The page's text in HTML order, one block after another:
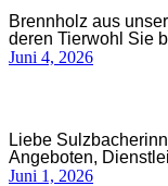
Brennholz aus
deren Tierwohl Sie
Juni 4, 2026
Liebe
Angeboten,
Juni 1, 2026